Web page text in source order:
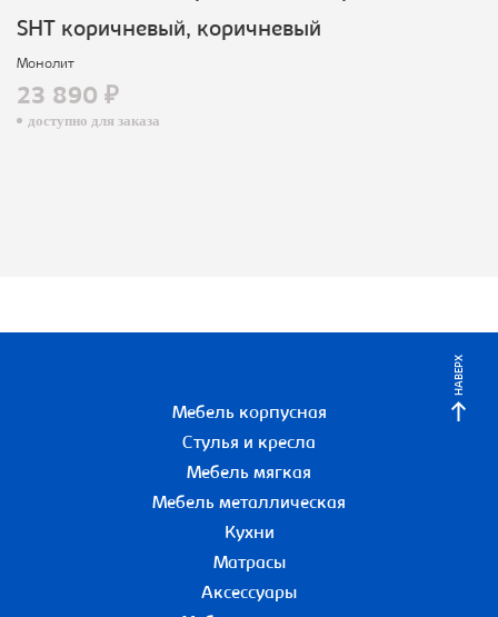
SHT коричневый, коричневый
Монолит
23 890 ₽
доступно для заказа
НАВЕРХ
Мебель корпусная
Стулья и кресла
Мебель мягкая
Мебель металлическая
Кухни
Матрасы
Аксессуары